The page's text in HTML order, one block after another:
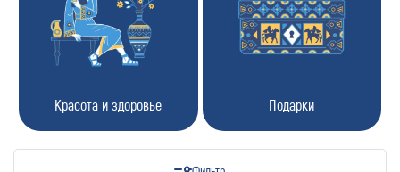
Красота и здоровье Подарки